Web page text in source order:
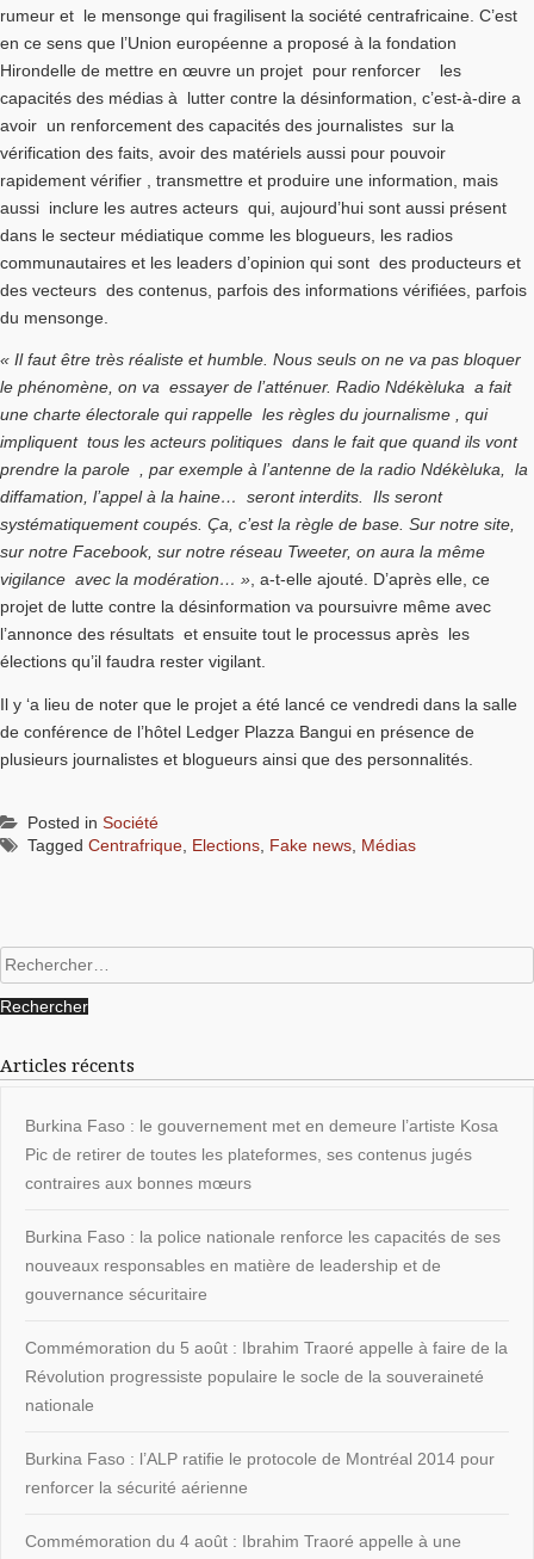
rumeur et le mensonge qui fragilisent la société centrafricaine. C’est
en ce sens que l’Union européenne a proposé à la fondation
Hirondelle de mettre en œuvre un projet pour renforcer les
capacités des médias à lutter contre la désinformation, c’est-à-dire a
avoir un renforcement des capacités des journalistes sur la
vérification des faits, avoir des matériels aussi pour pouvoir
rapidement vérifier , transmettre et produire une information, mais
aussi inclure les autres acteurs qui, aujourd’hui sont aussi présent
dans le secteur médiatique comme les blogueurs, les radios
communautaires et les leaders d’opinion qui sont des producteurs et
des vecteurs des contenus, parfois des informations vérifiées, parfois
du mensonge.
« Il faut être très réaliste et humble. Nous seuls on ne va pas bloquer
le phénomène, on va essayer de l’atténuer. Radio Ndékèluka a fait
une charte électorale qui rappelle les règles du journalisme , qui
impliquent tous les acteurs politiques dans le fait que quand ils vont
prendre la parole , par exemple à l’antenne de la radio Ndékèluka, la
diffamation, l’appel à la haine… seront interdits. Ils seront
systématiquement coupés. Ça, c’est la règle de base. Sur notre site,
sur notre Facebook, sur notre réseau Tweeter, on aura la même
vigilance avec la modération… » , a-t-elle ajouté. D’après elle, ce
projet de lutte contre la désinformation va poursuivre même avec
l’annonce des résultats et ensuite tout le processus après les
élections qu’il faudra rester vigilant.
Il y ‘a lieu de noter que le projet a été lancé ce vendredi dans la salle
de conférence de l’hôtel Ledger Plazza Bangui en présence de
plusieurs journalistes et blogueurs ainsi que des personnalités.
Posted in Société
Tagged Centrafrique, Elections, Fake news, Médias
Rechercher :
Articles récents
Burkina Faso : le gouvernement met en demeure l’artiste Kosa
Pic de retirer de toutes les plateformes, ses contenus jugés
contraires aux bonnes mœurs
Burkina Faso : la police nationale renforce les capacités de ses
nouveaux responsables en matière de leadership et de
gouvernance sécuritaire
Commémoration du 5 août : Ibrahim Traoré appelle à faire de la
Révolution progressiste populaire le socle de la souveraineté
nationale
Burkina Faso : l’ALP ratifie le protocole de Montréal 2014 pour
renforcer la sécurité aérienne
Commémoration du 4 août : Ibrahim Traoré appelle à une